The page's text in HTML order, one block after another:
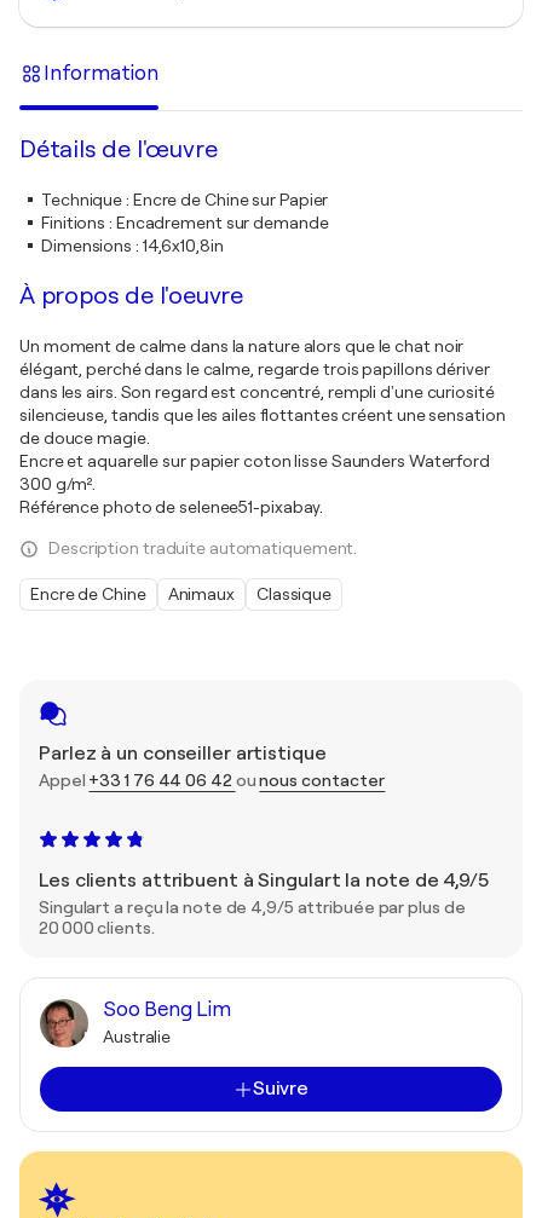
Parlez à un conseiller artistique
Appel +33 1 76 44 06 42 ounous contacter
Les clients attribuent à Singulart la note de 4,9/5
Singulart a reçu la note de 4,9/5 attribuée par plus de
20 000 clients.
Soo Beng Lim
Australie
Suivre
Information
Détails de l'œuvre
Technique: Encre de Chine sur Papier
Finitions : Encadrement sur demande
Dimensions : 14,6x10,8in
À propos de l'oeuvre
Un moment de calme dans la nature alors que le chat noir
élégant, perché dans le calme, regarde trois papillons dériver
dans les airs. Son regard est concentré, rempli d'une curiosité
silencieuse, tandis que les ailes flottantes créent une sensation
de douce magie.
Encre et aquarelle sur papier coton lisse Saunders Waterford
300 g/m².
Référence photo de selenee51-pixabay.
Description traduite automatiquement.
Encre de Chine Animaux Classique